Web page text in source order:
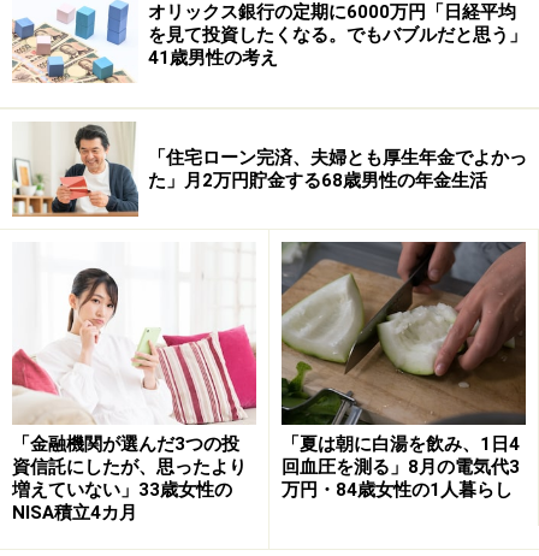
「夜勤が多く基本給が少ない。SNSでボー
ナス100万円の人を見ると驚く」
今の仕事内容にボーナス額が見合っているかとの問いに
は、「どちらとも言えない」とミツキさん。
その理由として「夜勤が多く、残業代として支払われる
ため、基本給が少なくボーナスも少ない。SNSなどを見
ていると、ボーナス額が90万円とか100万円という人も
いて驚く。一方でボーナスが支払われない職場もあるよ
うなので、支払われるだけよいのかとも思う」とコメン
ト。
オリックス銀行の定期に6000万円「日経平均
を見て投資したくなる。でもバブルだと思う」
41歳男性の考え
「住宅ローン完済、夫婦とも厚生年金でよかっ
た」月2万円貯金する68歳男性の年金生活
「金融機関が選んだ3つの投
資信託にしたが、思ったより
増えていない」33歳女性の
NISA積立4カ月
「夏は朝に白湯を飲み、1日4
回血圧を測る」8月の電気代3
万円・84歳女性の1人暮らし